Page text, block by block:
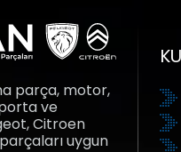
parça, motor,
ve
Citroen
uygun